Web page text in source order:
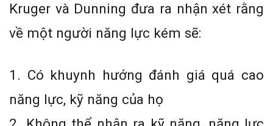
Kruger và Dunning đưa ra nhận xét rằng
về một người năng lực kém sẽ:
1. Có khuynh hướng đánh giá quá cao
năng lực, kỹ năng của họ